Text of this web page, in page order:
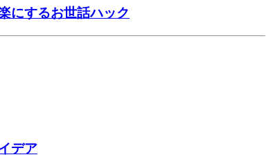
にするお世話ハック
デア